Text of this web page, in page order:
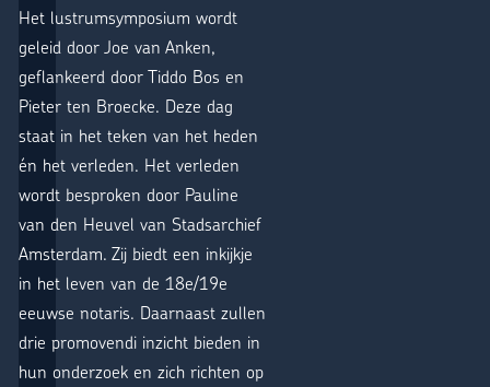
Het lustrumsymposium wordt
geleid door Joe van Anken,
geflankeerd door Tiddo Bos en
Pieter ten Broecke. Deze dag
staat in het teken van het heden
én het verleden. Het verleden
wordt besproken door Pauline
van den Heuvel van Stadsarchief
Amsterdam. Zij biedt een inkijkje
in het leven van de 18e/19e
eeuwse notaris. Daarnaast zullen
drie promovendi inzicht bieden in
hun onderzoek en zich richten op